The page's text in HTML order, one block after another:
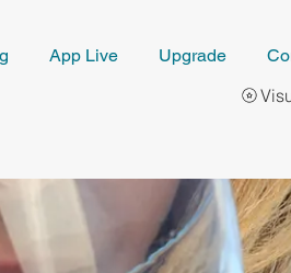
App Live Upgrade